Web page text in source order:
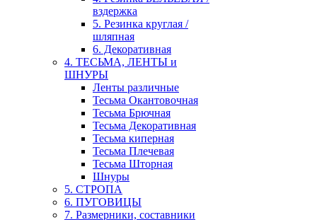
вздержка
5. Резинка круглая /
шляпная
6. Декоративная
4. ТЕСЬМА, ЛЕНТЫ и
ШНУРЫ
Ленты различные
Тесьма Окантовочная
Тесьма Брючная
Тесьма Декоративная
Тесьма киперная
Тесьма Плечевая
Тесьма Шторная
Шнуры
5. СТРОПА
6. ПУГОВИЦЫ
7. Размерники, составники